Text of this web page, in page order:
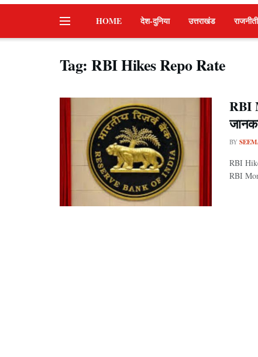
HOME देश-दुनिया उत्तराखंड राजनीती
Tag:RBI Hikes Repo Rate
RBI
BY
RBI
RBI